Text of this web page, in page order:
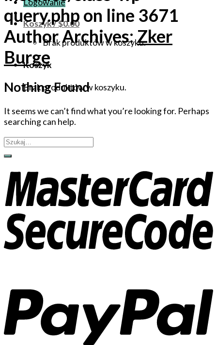
Koszyk /$0.00
Brak produktów w koszyku.
Koszyk
Brak produktów w koszyku.
query.php on line 3671
Author Archives:Zker
Burge
Nothing Found
It seems we can’t find what you’re looking for. Perhaps
searching can help.